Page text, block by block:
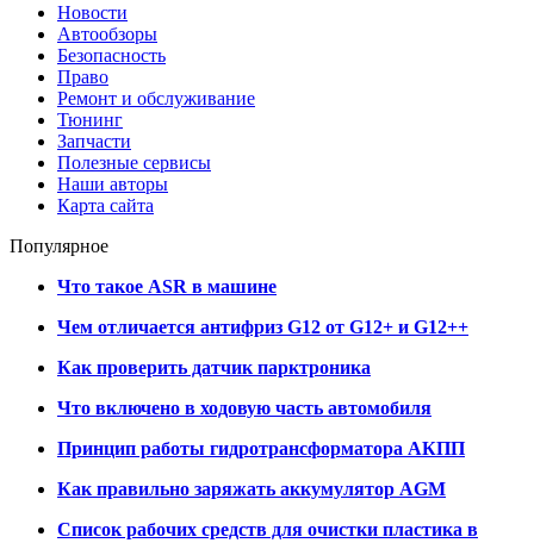
Новости
Автообзоры
Безопасность
Право
Ремонт и обслуживание
Тюнинг
Запчасти
Полезные сервисы
Наши авторы
Карта сайта
Популярное
Что такое ASR в машине
Чем отличается антифриз G12 от G12+ и G12++
Как проверить датчик парктроника
Что включено в ходовую часть автомобиля
Принцип работы гидротрансформатора АКПП
Как правильно заряжать аккумулятор AGM
Список рабочих средств для очистки пластика в